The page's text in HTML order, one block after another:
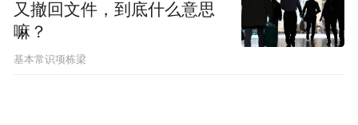
又撤回文件，到底什么意思
嘛？
基本常识项栋梁